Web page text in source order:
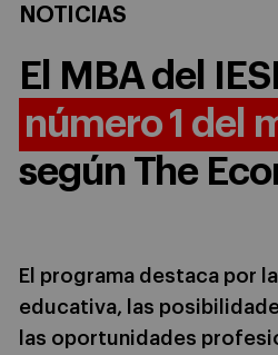
NOTICIAS
El MBA del
número 1 del
según The
El programa destaca por
educativa, las
las oportunidades